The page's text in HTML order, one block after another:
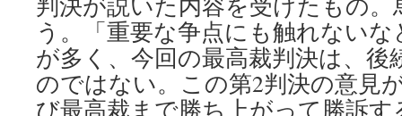
う。「重要な争点にも触れない
が多く、今回の最高裁判決は、後
のではない。この第2判決の意見
び最高裁まで勝ち上がって勝訴